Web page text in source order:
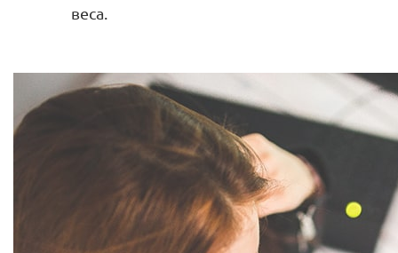
веса.